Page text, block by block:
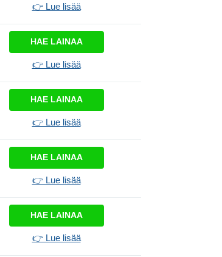
👉 Lue lisää
HAE LAINAA
👉 Lue lisää
HAE LAINAA
👉 Lue lisää
HAE LAINAA
👉 Lue lisää
HAE LAINAA
👉 Lue lisää